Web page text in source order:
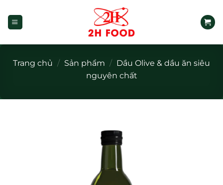
qua
nội
Trang chủ / Sản phẩm / Dầu Olive & dầu ăn siêu
nguyên chất